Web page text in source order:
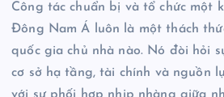
Công tác chuẩn bị và tổ chức một
Đông Nam Á luôn là một thách
quốc gia chủ nhà nào. Nó đòi hỏi
cơ sở hạ tầng, tài chính và nguồn